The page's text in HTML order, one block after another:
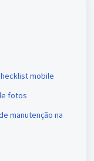
mobile
fotos
manutenção na